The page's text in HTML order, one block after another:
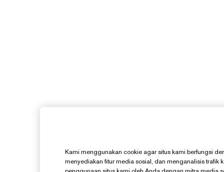
Kami menggunakan cookie agar situs kami berfungsi
menyediakan fitur media sosial, dan menganalisis trafik